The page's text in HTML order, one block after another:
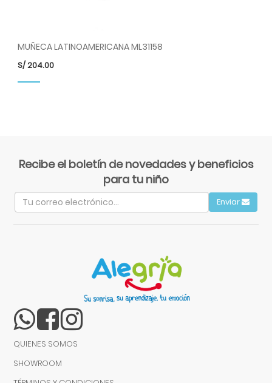
MUÑECA LATINOAMERICANA ML31158
S/204.00
Recibe el boletín de novedades y beneficios
para tu niño
Enviar
QUIENES SOMOS
SHOWROOM